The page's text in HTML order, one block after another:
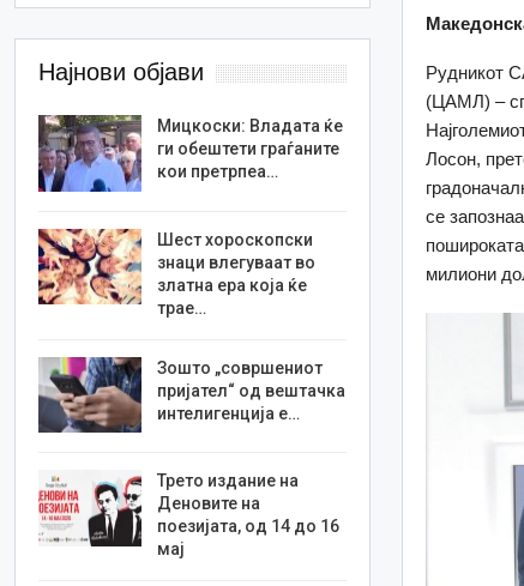
Рудникот
(ЦАМЛ) –
Лосон,
се
милиони
Најнови објави
Мицкоски: Владата ќе
ги обештети граѓаните
кои претрпеа…
Шест хороскопски
знаци влегуваат во
златна ера која ќе
трае…
Зошто „совршениот
пријател“ од вештачка
интелигенција е…
Трето издание на
Деновите на
поезијата, од 14 до 16
мај